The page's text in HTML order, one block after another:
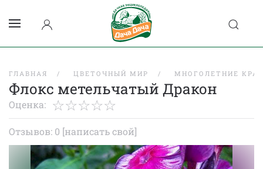
ГЛАВНАЯ ЦВЕТОЧНЫЙ МИР МНОГОЛЕТНИЕ
Флокс метельчатый Дракон
Оценка:
Отзывов: 0 [написать свой]